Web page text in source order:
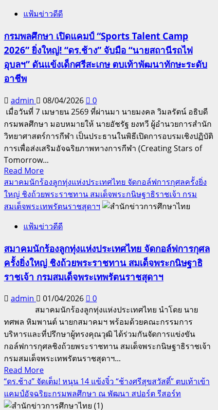
รับ
Master
Programmes รุ่น
ที่
1
ปี
แฟ้มข่าวดีดี
กรมพลศึกษา เปิดแคมป์ “Sports Talent Camp
2026” ยิ่งใหญ่! “ดร.ช้าง” จับมือ “นายสถานีรถไฟ
อุบลฯ” ดันแข้งเด็กศรีสะเกษ ตบเท้าพัฒนาทักษะระดับ
อาชีพ
admin 08/04/2026
0
เมื่อวันที่ 7 เมษายน 2569 ที่ผ่านมา นายมงคล วิมลรัตน์ อธิบดี
กรมพลศึกษา มอบหมายให้ นายอัชรัฐ ยงทวี ผู้อำนวยการสำนัก
วิทยาศาสตร์การกีฬา เป็นประธานในพิธีเปิดการอบรมเชิงปฏิบัติ
การเพื่อส่งเสริมอัจฉริยภาพทางการกีฬา (Creating Stars of
Tomorrow...
Read MoreRead
more
about
กรม
เปิด
ป์
“Sports
Talent
Camp
2026”
ยิ่ง
ใหญ่!
“ดร.ช้าง”
จับ
มือ
สถานี
รถ
ไฟ
สมาคมนักร้องลูกทุ่งแห่งประเทศไทย จัดกอล์ฟการกุศลครั้งยิ่ง
ใหญ่ ชิงถ้วยพระราชทาน สมเด็จพระกนิษฐาธิราชเจ้า กรม
สมเด็จพระเทพรัตนราชสุดาฯ
แฟ้มข่าวดีดี
สมาคมนักร้องลูกทุ่งแห่งประเทศไทย จัดกอล์ฟการกุศล
ครั้งยิ่งใหญ่ ชิงถ้วยพระราชทาน สมเด็จพระกนิษฐาธิ
ราชเจ้า กรมสมเด็จพระเทพรัตนราชสุดาฯ
admin 01/04/2026
0
สมาคมนักร้องลูกทุ่งแห่งประเทศไทย นำโดย นาย
ทศพล หิมพานต์ นายกสมาคมฯ พร้อมด้วยคณะกรรมการ
บริหารและที่ปรึกษาผู้ทรงคุณวุฒิ ได้ร่วมกันจัดการแข่งขัน
กอล์ฟการกุศลชิงถ้วยพระราชทาน สมเด็จพระกนิษฐาธิราชเจ้า
กรมสมเด็จพระเทพรัตนราชสุดาฯ...
Read MoreRead
more
about
สมาคม
“ดร.ช้าง” จัดเต็ม! หนุน 14 แข้งจิ๋ว “ช้างศรีสุขสวัสดิ์” ตบเท้าเข้า
แคมป์อัจฉริยะกรมพลศึกษา ณ พัฒนา สปอร์ต รีสอร์ท